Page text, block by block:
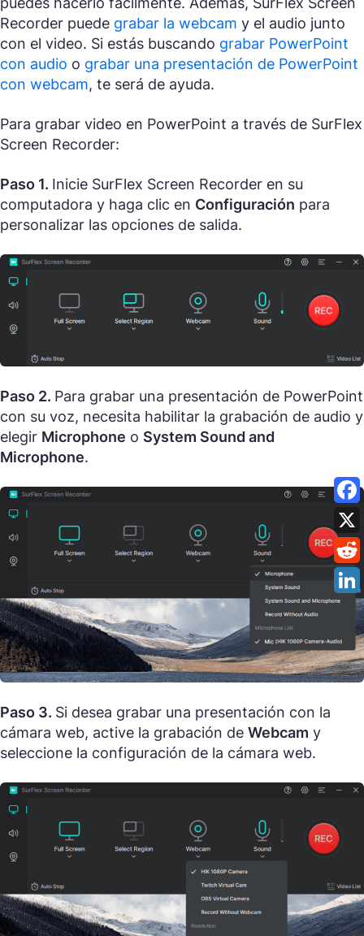
Recorder puede grabar la webcam y el audio junto
con el video. Si estás buscando grabar PowerPoint
con audio o grabar una presentación de PowerPoint
con webcam, te será de ayuda.
Para grabar video en PowerPoint a través de SurFlex
Screen Recorder:
Paso 1. Inicie SurFlex Screen Recorder en su
computadora y haga clic en Configuración para
personalizar las opciones de salida.
Paso 2. Para grabar una presentación de PowerPoint
con su voz, necesita habilitar la grabación de audio y
elegir Microphone o System Sound and
Microphone.
Paso 3. Si desea grabar una presentación con la
cámara web, active la grabación de Webcam y
seleccione la configuración de la cámara web.